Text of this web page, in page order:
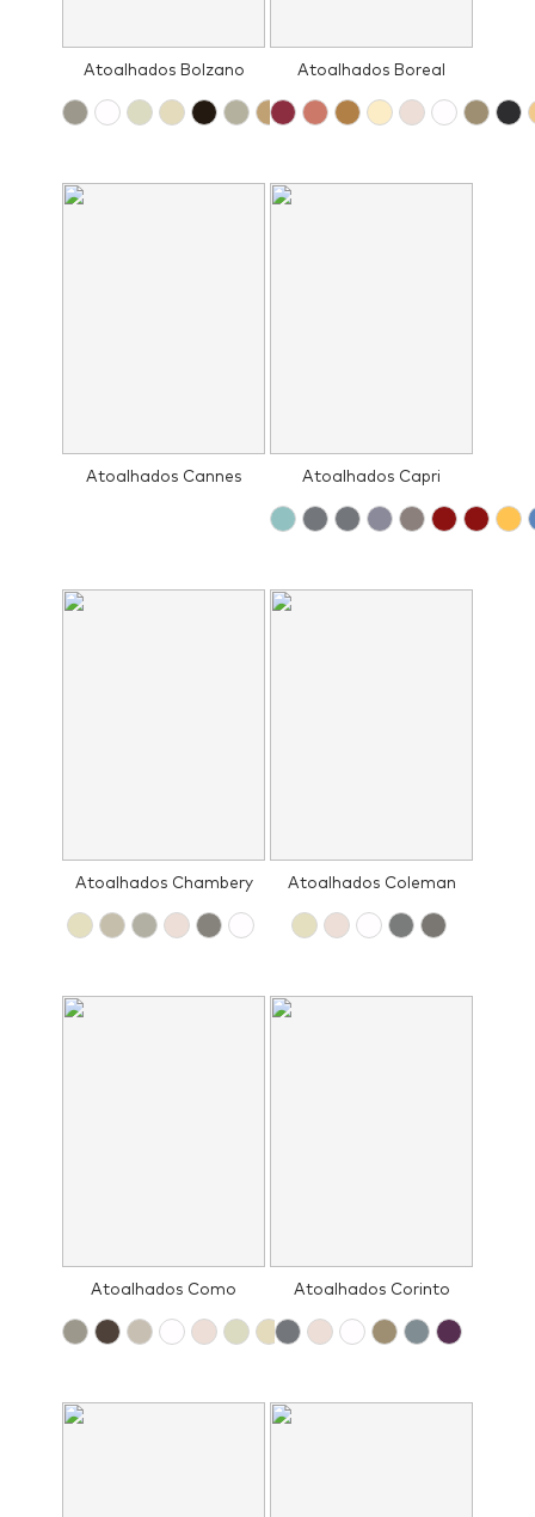
Atoalhados Bolzano Atoalhados Boreal
Atoalhados Cannes Atoalhados Capri
Atoalhados Chambery Atoalhados Coleman
Atoalhados Como Atoalhados Corinto